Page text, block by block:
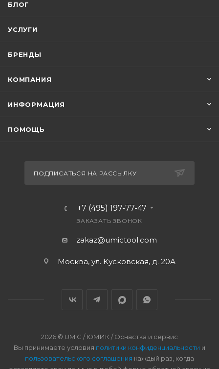
БЛОГ
УСЛУГИ
БРЕНДЫ
КОМПАНИЯ
ИНФОРМАЦИЯ
ПОМОЩЬ
ПОДПИСАТЬСЯ НА РАССЫЛКУ
+7 (495) 197-77-47
ЗАКАЗАТЬ ЗВОНОК
zakaz@umictool.com
Москва, ул. Кусковская, д. 20А
2026 © UMIC / ЮМИК / Оснастка и сервис
Вы принимаете условия политики конфиденциальности и
пользовательского соглашения каждый раз, когда